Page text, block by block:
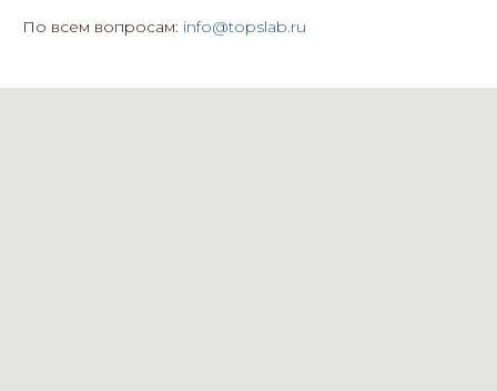
По всем вопросам: info@topslab.ru